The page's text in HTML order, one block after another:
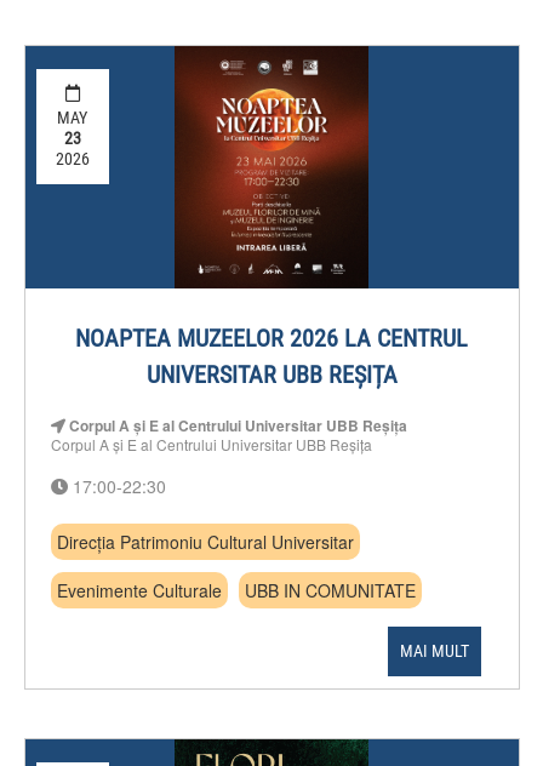
MAY
23
2026
NOAPTEA MUZEELOR 2026 LA CENTRUL
UNIVERSITAR UBB REȘIȚA
Corpul A și E al Centrului Universitar UBB Reșița
Corpul A și E al Centrului Universitar UBB Reșița
17:00-22:30
Direcția Patrimoniu Cultural Universitar
Evenimente Culturale
UBB IN COMUNITATE
MAI MULT